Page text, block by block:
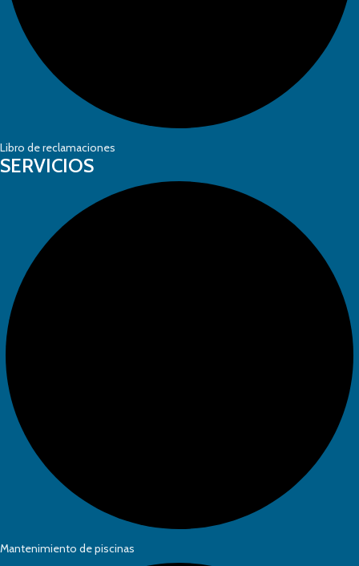
Libro de reclamaciones
SERVICIOS
Mantenimiento de piscinas